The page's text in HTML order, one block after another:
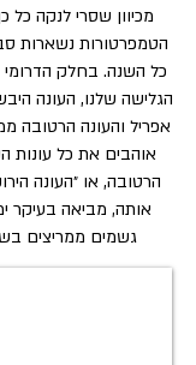
מכיוון שסרי לנקה כל
כל השנה. בחלק
הגלישה שלנו, העונה
אפריל והעונה הרטובה
אוהבים את כל עונות
הרטובה, או ״העונה
אותה, מביאה בעיקר
גשמים ממריצים